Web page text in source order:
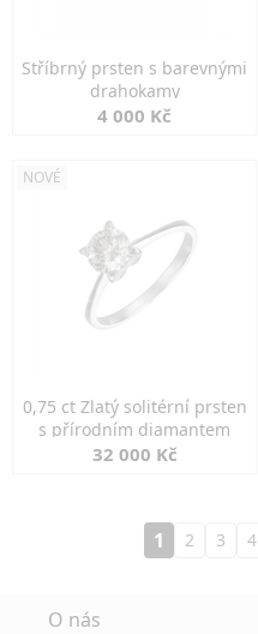
Stříbrný prsten s barevnými
drahokamy
4 000 Kč
NOVÉ
0,75 ct Zlatý solitérní prsten
s přírodním diamantem
32 000 Kč
1 2 3 4
O nás